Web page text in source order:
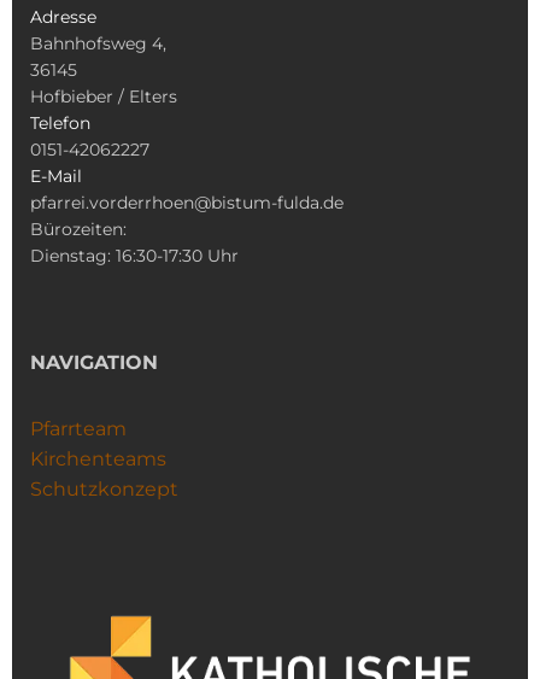
Adresse
Bahnhofsweg 4,
36145
Hofbieber / Elters
Telefon
0151-42062227
E-Mail
pfarrei.vorderrhoen@bistum-fulda.de
Bürozeiten:
Dienstag: 16:30-17:30 Uhr
NAVIGATION
Pfarrteam
Kirchenteams
Schutzkonzept